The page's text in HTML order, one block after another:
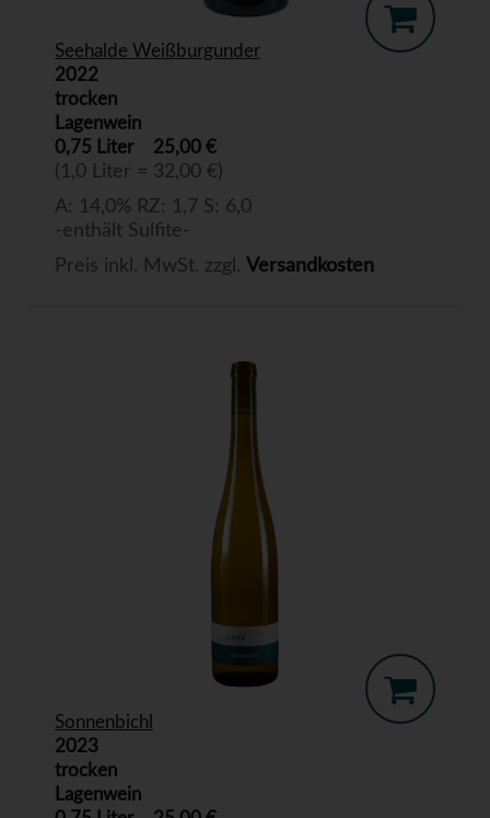
Seehalde Weißburgunder
2022
trocken
Lagenwein
0,75 Liter
25,00 €
(1,0 Liter = 32,00 €)
A: 14,0% RZ: 1,7 S: 6,0
-enthält Sulfite-
Preis inkl. MwSt. zzgl. Versandkosten
Sonnenbichl
2023
trocken
Lagenwein